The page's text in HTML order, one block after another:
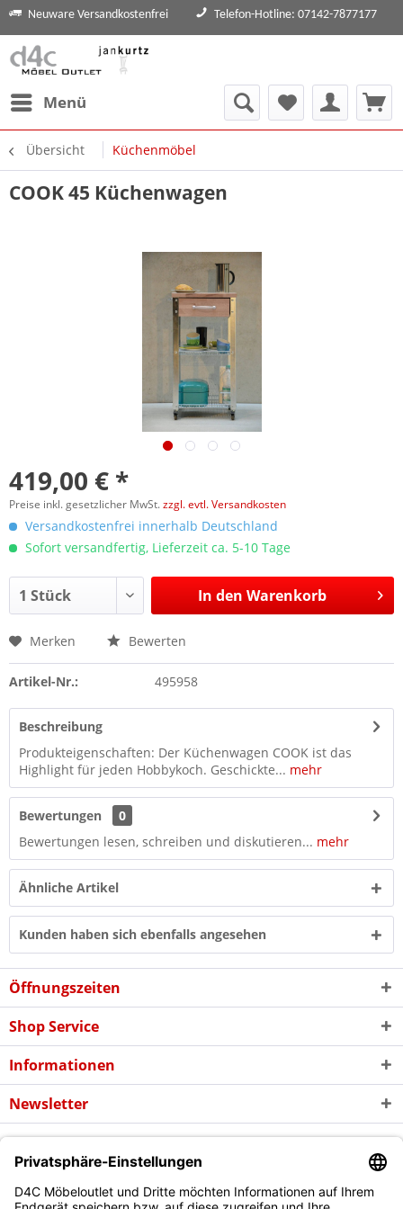
Neuware Versandkostenfrei Telefon-Hotline: 07142-7877177
Menü
Übersicht Küchenmöbel
COOK 45 Küchenwagen
419,00 € *
Preise inkl. gesetzlicher MwSt.zzgl. evtl. Versandkosten
Versandkostenfrei innerhalb Deutschland
Sofort versandfertig, Lieferzeit ca. 5-10 Tage
In den Warenkorb
Merken Bewerten
Artikel-Nr.: 495958
Beschreibung
Produkteigenschaften: Der Küchenwagen COOK ist das
Highlight für jeden Hobbykoch. Geschickte... mehr
Bewertungen
0
Bewertungen lesen, schreiben und diskutieren... mehr
Ähnliche Artikel
Kunden haben sich ebenfalls angesehen
Öffnungszeiten
Shop Service
Informationen
Newsletter
* Alle Preise inkl. gesetzl. Mehrwertsteuer zzgl. evtl.
und
ggf. Nachnahmegebühren, wenn nicht anders beschrieben
Copyright © d4c Möbel Outlet - Alle Rechte vorbehalten